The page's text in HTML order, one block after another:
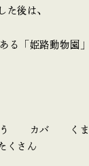
た後は、
る「姫路動物園
う カバ く
くさん